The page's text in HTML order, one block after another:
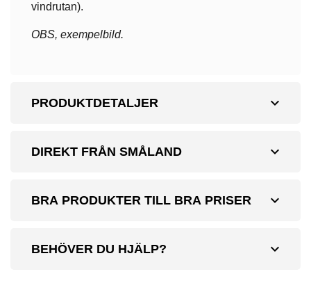
vindrutan).
OBS, exempelbild.
expand_more
PRODUKTDETALJER
expand_more
DIREKT FRÅN SMÅLAND
expand_more
BRA PRODUKTER TILL BRA PRISER
expand_more
BEHÖVER DU HJÄLP?